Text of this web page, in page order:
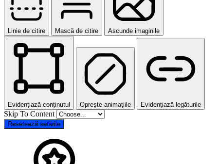
Linie de citire Mască de citire Ascunde imaginile
Evidențiază conținutul Oprește animațiile Evidențiază legăturile
Skip To Content
Resetează setările